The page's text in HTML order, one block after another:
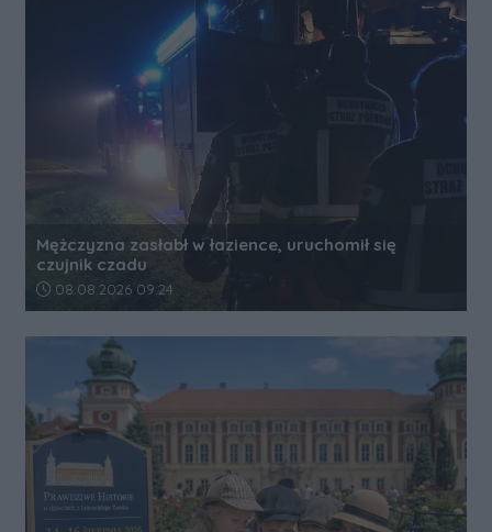
Mężczyzna zasłabł w łazience, uruchomił się
czujnik czadu
Data dodania artykułu:
08.08.2026 09:24